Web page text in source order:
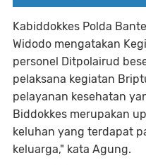
Kabiddokkes Polda
Widodo mengatakan
personel Ditpolairud
pelaksana kegiatan
pelayanan kesehatan
Biddokkes merupakan
keluhan yang terdapat
keluarga," kata Agung.